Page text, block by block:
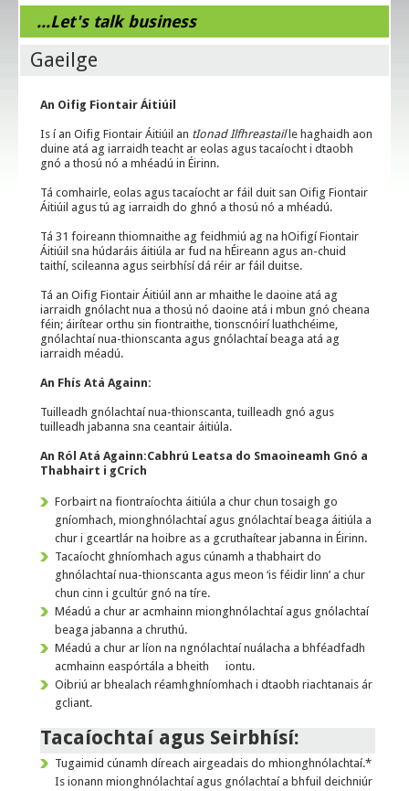
...Let's talk business
Gaeilge
An Oifig Fiontair Áitiúil
Is í an Oifig Fiontair Áitiúil an tIonad Ilfhreastail le haghaidh aon
duine atá ag iarraidh teacht ar eolas agus tacaíocht i dtaobh
gnó a thosú nó a mhéadú in Éirinn.
Tá comhairle, eolas agus tacaíocht ar fáil duit san Oifig Fiontair
Áitiúil agus tú ag iarraidh do ghnó a thosú nó a mhéadú.
Tá 31 foireann thiomnaithe ag feidhmiú ag na hOifigí Fiontair
Áitiúil sna húdaráis áitiúla ar fud na hÉireann agus an-chuid
taithí, scileanna agus seirbhísí dá réir ar fáil duitse.
Tá an Oifig Fiontair Áitiúil ann ar mhaithe le daoine atá ag
iarraidh gnólacht nua a thosú nó daoine atá i mbun gnó cheana
féin; áirítear orthu sin fiontraithe, tionscnóirí luathchéime,
gnólachtaí nua-thionscanta agus gnólachtaí beaga atá ag
iarraidh méadú.
An Fhís Atá Againn:
Tuilleadh gnólachtaí nua-thionscanta, tuilleadh gnó agus
tuilleadh jabanna sna ceantair áitiúla.
An Ról Atá Againn:Cabhrú Leatsa do Smaoineamh Gnó a
Thabhairt i gCrích
Forbairt na fiontraíochta áitiúla a chur chun tosaigh go
gníomhach, mionghnólachtaí agus gnólachtaí beaga áitiúla a
chur i gceartlár na hoibre as a gcruthaítear jabanna in Éirinn.
Tacaíocht ghníomhach agus cúnamh a thabhairt do
ghnólachtaí nua-thionscanta agus meon ‘is féidir linn’ a chur
chun cinn i gcultúr gnó na tíre.
Méadú a chur ar acmhainn mionghnólachtaí agus gnólachtaí
beaga jabanna a chruthú.
Méadú a chur ar líon na ngnólachtaí nuálacha a bhféadfadh
acmhainn easpórtála a bheith iontu.
Oibriú ar bhealach réamhghníomhach i dtaobh riachtanais ár
gcliant.
Tacaíochtaí agus Seirbhísí:
Tugaimid cúnamh díreach airgeadais do mhionghnólachtaí.*
Is ionann mionghnólachtaí agus gnólachtaí a bhfuil deichniúr